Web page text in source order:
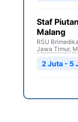
Staf
Malang
RSU
Jawa Timur,
2 Juta - 5